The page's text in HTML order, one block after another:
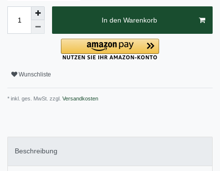
In den Warenkorb
Wunschliste
* inkl. ges. MwSt. zzgl. Versandkosten
Beschreibung